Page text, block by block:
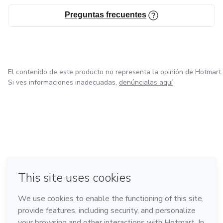
Preguntas frecuentes
El contenido de este producto no representa la opinión de Hotmart.
Si ves informaciones inadecuadas, denúncialas aquí
Hecho con❤ en Ciudad de México